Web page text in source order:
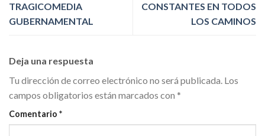
TRAGICOMEDIA
GUBERNAMENTAL
CONSTANTES EN TODOS
LOS CAMINOS
Deja una respuesta
Tu dirección de correo electrónico no será publicada. Los
campos obligatorios están marcados con *
Comentario *